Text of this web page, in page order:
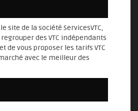
site de la société ServicesVTC,
des VTC indépendants
de vous proposer les tarifs VTC
avec le meilleur des